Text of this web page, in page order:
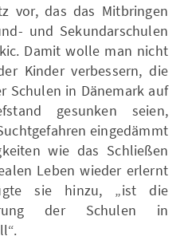
vor, das das Mitbringen
und Sekundarschulen
Damit wolle man nicht
Kinder verbessern, die
Schulen in Dänemark auf
gesunken seien,
eingedämmt
wie das Schließen
Leben wieder erlernt
sie hinzu, „ist die
der Schulen in